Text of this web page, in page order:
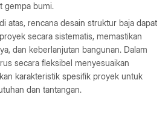
gempa bumi.
atas, rencana desain struktur baja dapat
secara sistematis, memastikan
dan keberlanjutan bangunan. Dalam
secara fleksibel menyesuaikan
karakteristik spesifik proyek untuk
dan tantangan.